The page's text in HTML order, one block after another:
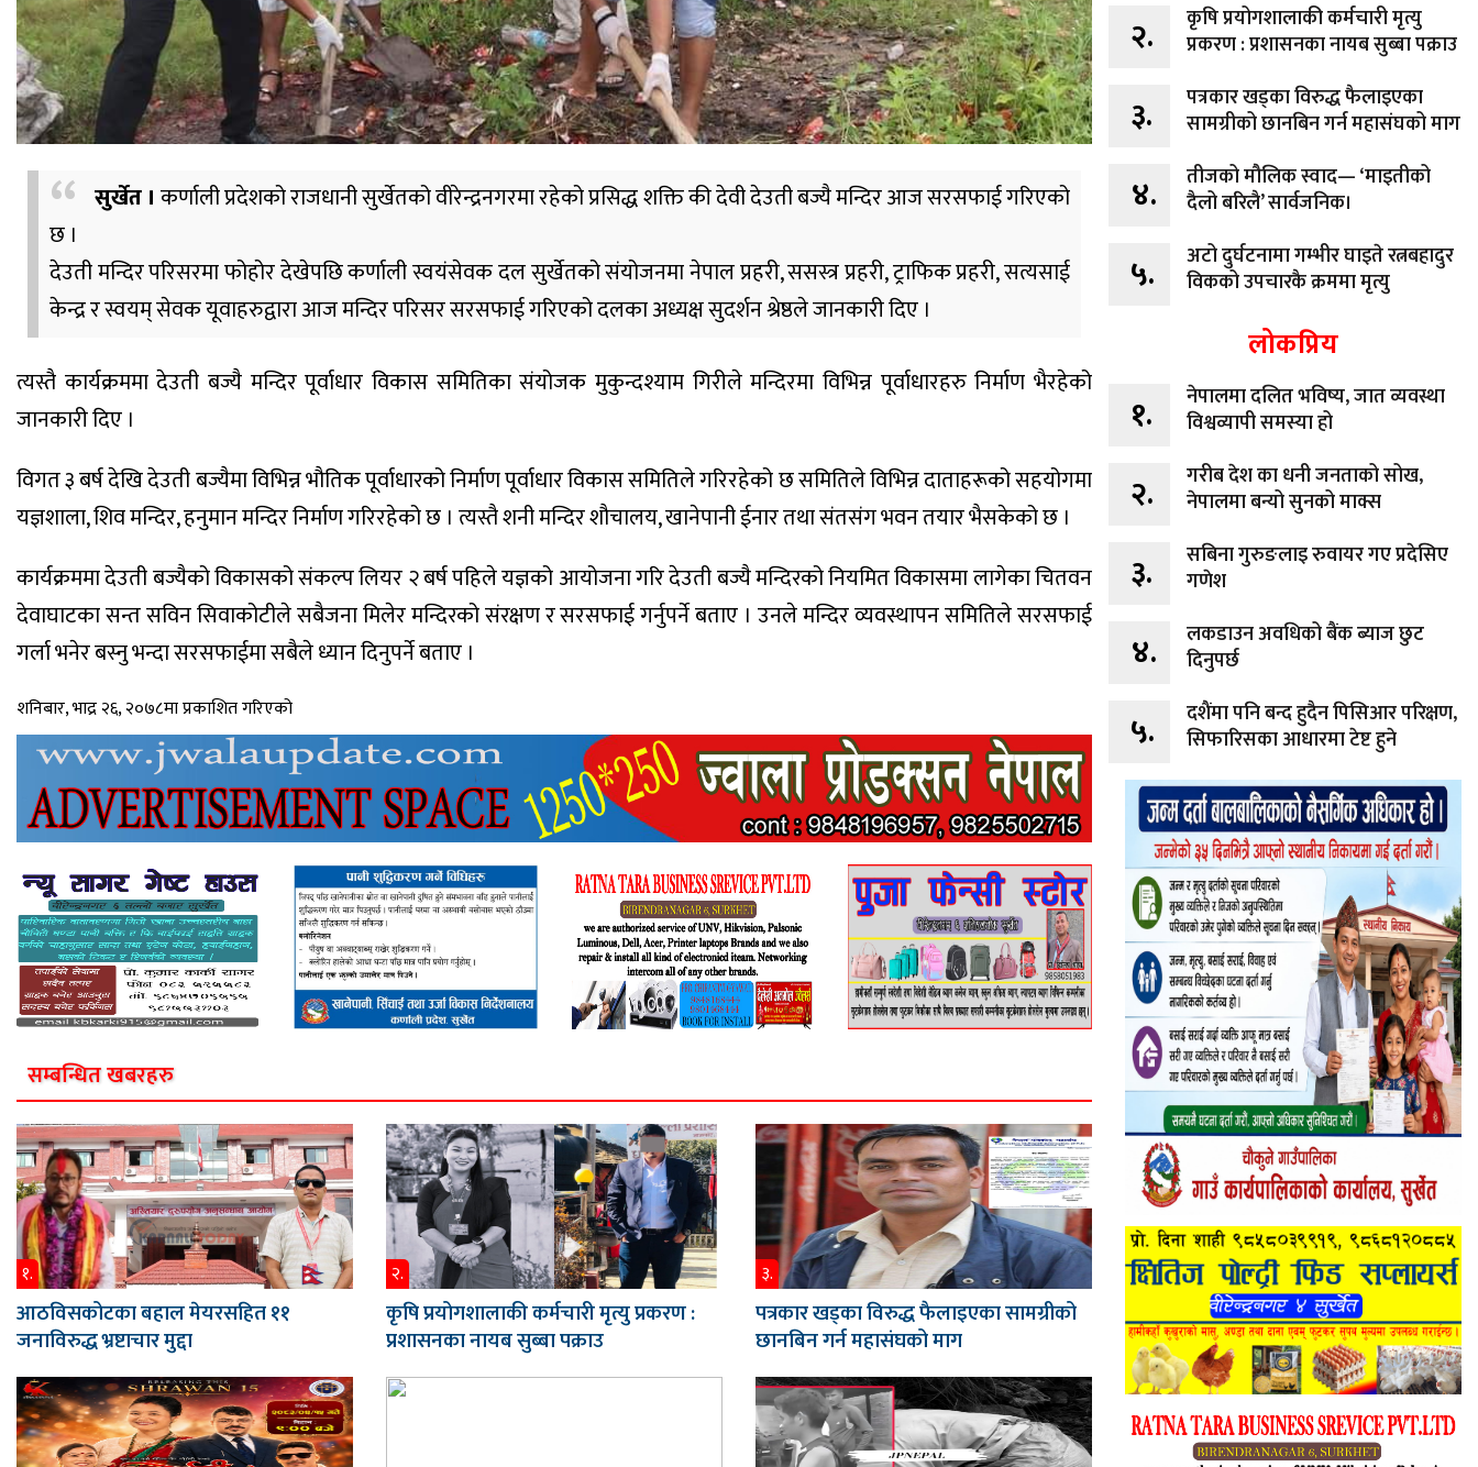
सुर्खेत । कर्णाली प्रदेशको राजधानी सुर्खेतको वीरेन्द्रनगरमा रहेको प्रसिद्ध शक्ति की देवी देउती बज्यै मन्दिर आज सरसफाई गरिएको
छ ।
देउती मन्दिर परिसरमा फोहोर देखेपछि कर्णाली स्वयंसेवक दल सुर्खेतको संयोजनमा नेपाल प्रहरी, ससस्त्र प्रहरी, ट्राफिक प्रहरी, सत्यसाई
केन्द्र र स्वयम् सेवक यूवाहरुद्वारा आज मन्दिर परिसर सरसफाई गरिएको दलका अध्यक्ष सुदर्शन श्रेष्ठले जानकारी दिए ।
त्यस्तै कार्यक्रममा देउती बज्यै मन्दिर पूर्वाधार विकास समितिका संयोजक मुकुन्दश्याम गिरीले मन्दिरमा विभिन्न पूर्वाधारहरु निर्माण भैरहेको
जानकारी दिए ।
विगत ३ बर्ष देखि देउती बज्यैमा विभिन्न भौतिक पूर्वाधारको निर्माण पूर्वाधार विकास समितिले गरिरहेको छ समितिले विभिन्न दाताहरूको सहयोगमा
यज्ञशाला, शिव मन्दिर, हनुमान मन्दिर निर्माण गरिरहेको छ । त्यस्तै शनी मन्दिर शौचालय, खानेपानी ईनार तथा संतसंग भवन तयार भैसकेको छ ।
कार्यक्रममा देउती बज्यैको विकासको संकल्प लियर २ बर्ष पहिले यज्ञको आयोजना गरि देउती बज्यै मन्दिरको नियमित विकासमा लागेका चितवन
देवाघाटका सन्त सविन सिवाकोटीले सबैजना मि‍लेर मन्दिरको संरक्षण र सरसफाई गर्नुपर्ने बताए । उनले मन्दिर व्यवस्थापन समितिले सरसफाई
गर्ला भनेर बस्नु भन्दा सरसफाईमा सबैले ध्यान दिनुपर्ने बताए ।
शनिबार, भाद्र २६, २०७८मा प्रकाशित गरिएको
सम्बन्धित खबरहरु
१.
आठविसकोटका बहाल मेयरसहित ११
जनाविरुद्ध भ्रष्टाचार मुद्दा
२.
कृषि प्रयोगशालाकी कर्मचारी मृत्यु प्रकरण :
प्रशासनका नायब सुब्बा पक्राउ
३.
पत्रकार खड्का विरुद्ध फैलाइएका सामग्रीको
छानबिन गर्न महासंघको माग
२.
कृषि प्रयोगशालाकी कर्मचारी मृत्यु
प्रकरण : प्रशासनका नायब सुब्बा पक्राउ
३.
पत्रकार खड्का विरुद्ध फैलाइएका
सामग्रीको छानबिन गर्न महासंघको माग
४.
तीजको मौलिक स्वाद— ‘माइतीको
दैलो बरिलै’ सार्वजनिक।
५.
अटो दुर्घटनामा गम्भीर घाइते रत्नबहादुर
विकको उपचारकै क्रममा मृत्यु
लोकप्रिय
१.
नेपालमा दलित भविष्य, जात व्यवस्था
विश्वव्यापी समस्या हो
२.
गरीब देश का धनी जनताको सोख,
नेपालमा बन्यो सुनको माक्स
३.
सबिना गुरुङलाइ रुवायर गए प्रदेसिए
गणेश
४.
लकडाउन अवधिको बैंक ब्याज छुट
दिनुपर्छ
५.
दशैंमा पनि बन्द हुदैन पिसिआर परिक्षण,
सिफारिसका आधारमा टेष्ट हुने